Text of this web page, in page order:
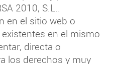
2010, S.L..
en el sitio web o
en el mismo
directa o
los derechos y muy